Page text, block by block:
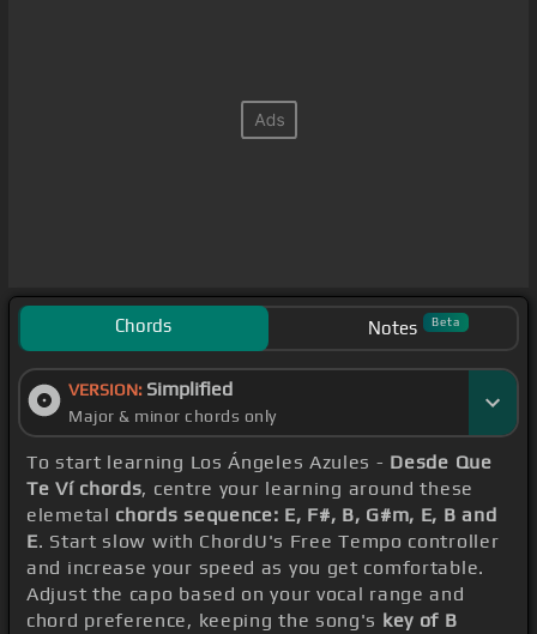
Chords Notes Beta
VERSION: Simplified
Major & minor chords only
To start learning Los Ángeles Azules - Desde Que
Te Ví chords, centre your learning around these
elemetal chords sequence: E, F#, B, G#m, E, B and
E. Start slow with ChordU's Free Tempo controller
and increase your speed as you get comfortable.
Adjust the capo based on your vocal range and
chord preference, keeping the song's key of B